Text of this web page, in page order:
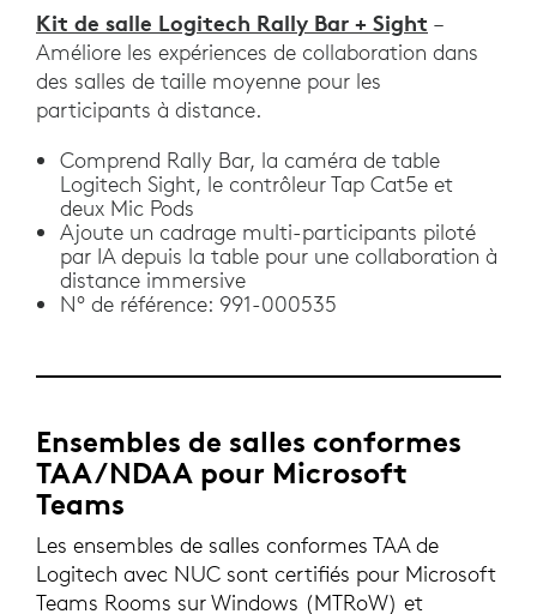
Kit de salle Logitech Rally Bar + Sight –
Améliore les expériences de collaboration dans
des salles de taille moyenne pour les
participants à distance.
Comprend Rally Bar, la caméra de table
Logitech Sight, le contrôleur Tap Cat5e et
deux Mic Pods
Ajoute un cadrage multi-participants piloté
par IA depuis la table pour une collaboration à
distance immersive
N° de référence: 991-000535
Ensembles de salles conformes
TAA/NDAA pour Microsoft
Teams
Les ensembles de salles conformes TAA de
Logitech avec NUC sont certifiés pour Microsoft
Teams Rooms sur Windows (MTRoW) et